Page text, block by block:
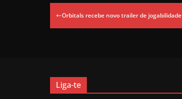
Orbitals recebe novo trailer de jogabilidade
Liga-te